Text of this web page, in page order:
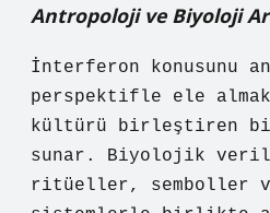
Antropoloji ve Biyoloji
İnterferon konusunu
perspektifle ele
kültürü birleştiren bir
sunar. Biyolojik
ritüeller, semboller